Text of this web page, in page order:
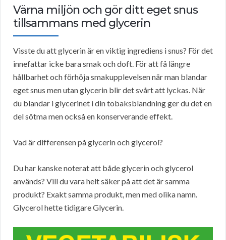
Värna miljön och gör ditt eget snus
tillsammans med glycerin
Visste du att glycerin är en viktig ingrediens i snus? För det
innefattar icke bara smak och doft. För att få längre
hållbarhet och förhöja smakupplevelsen när man blandar
eget snus men utan glycerin blir det svårt att lyckas. När
du blandar i glycerinet i din tobaksblandning ger du det en
del sötma men också en konserverande effekt.
Vad är differensen på glycerin och glycerol?
Du har kanske noterat att både glycerin och glycerol
används? Vill du vara helt säker på att det är samma
produkt? Exakt samma produkt, men med olika namn.
Glycerol hette tidigare Glycerin.